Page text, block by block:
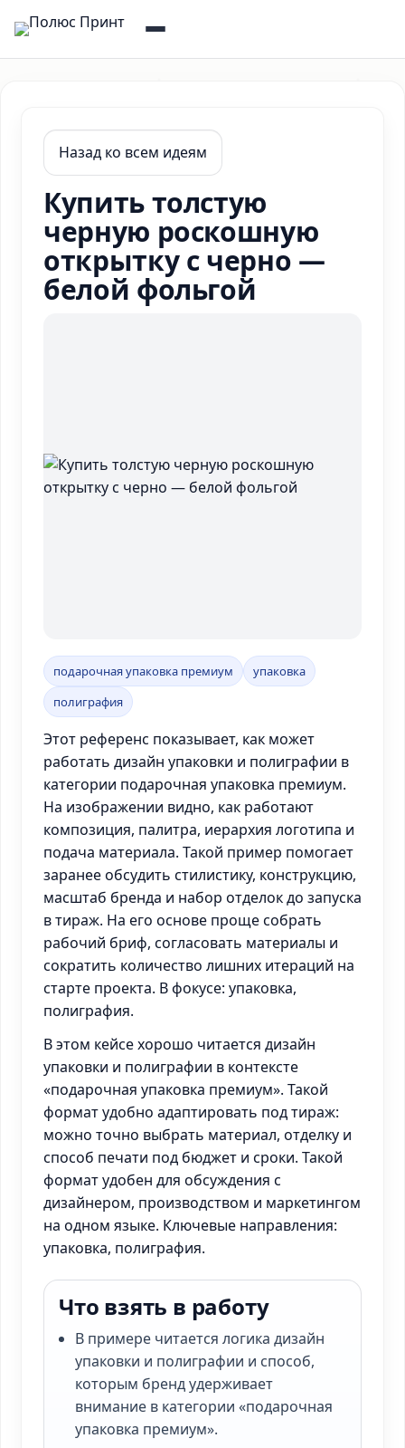
Назад ко всем идеям
Купить толстую
черную роскошную
открытку с черно —
белой фольгой
подарочная упаковка премиум
упаковка
полиграфия
Этот референс показывает, как может
работать дизайн упаковки и полиграфии в
категории подарочная упаковка премиум.
На изображении видно, как работают
композиция, палитра, иерархия логотипа и
подача материала. Такой пример помогает
заранее обсудить стилистику, конструкцию,
масштаб бренда и набор отделок до запуска
в тираж. На его основе проще собрать
рабочий бриф, согласовать материалы и
сократить количество лишних итераций на
старте проекта. В фокусе: упаковка,
полиграфия.
В этом кейсе хорошо читается дизайн
упаковки и полиграфии в контексте
«подарочная упаковка премиум». Такой
формат удобно адаптировать под тираж:
можно точно выбрать материал, отделку и
способ печати под бюджет и сроки. Такой
формат удобен для обсуждения с
дизайнером, производством и маркетингом
на одном языке. Ключевые направления:
упаковка, полиграфия.
Что взять в работу
В примере читается логика дизайн
упаковки и полиграфии и способ,
которым бренд удерживает
внимание в категории «подарочная
упаковка премиум».